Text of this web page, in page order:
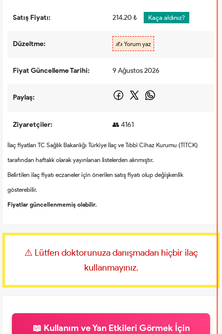
Satış Fiyatı: 214.20 ₺ Kaça aldınız?
Düzeltme: ✍️ Yorum yaz
Fiyat Güncelleme Tarihi: 9 Ağustos 2026
Paylaş:
Ziyaretçiler: 👥 4161
İlaç fiyatları TC Sağlık Bakanlığı Türkiye İlaç ve Tıbbi Cihaz Kurumu (TİTCK)
tarafından haftalık olarak yayınlanan listelerden alınmıştır.
Belirtilen ilaç fiyatı eczaneler için önerilen satış fiyatı olup değişkenlik
gösterebilir.
Fiyatlar güncellenmemiş olabilir.
⚠️ Lütfen doktorunuza danışmadan hiçbir ilaç
kullanmayınız.
📖 Kullanım ve Yan Etkileri Görmek İçin